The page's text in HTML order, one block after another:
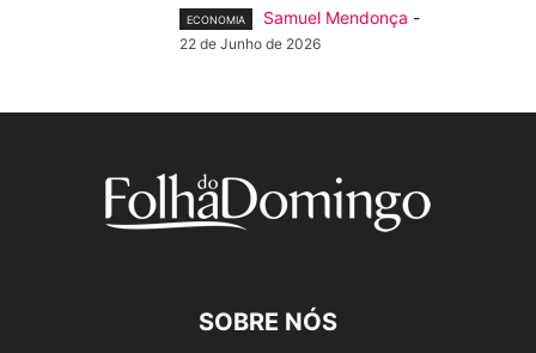
ECONOMIA Samuel Mendonça -
22 de Junho de 2026
SOBRE NÓS